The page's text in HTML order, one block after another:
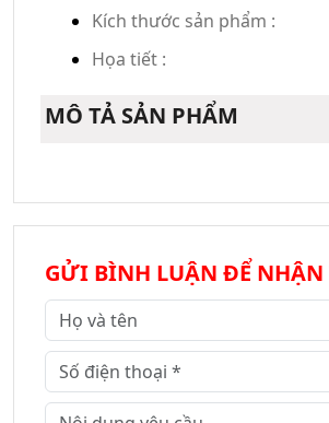
Kích thước sản phẩm :
Họa tiết :
MÔ TẢ SẢN PHẨM
GỬI BÌNH LUẬN ĐỂ NHẬN